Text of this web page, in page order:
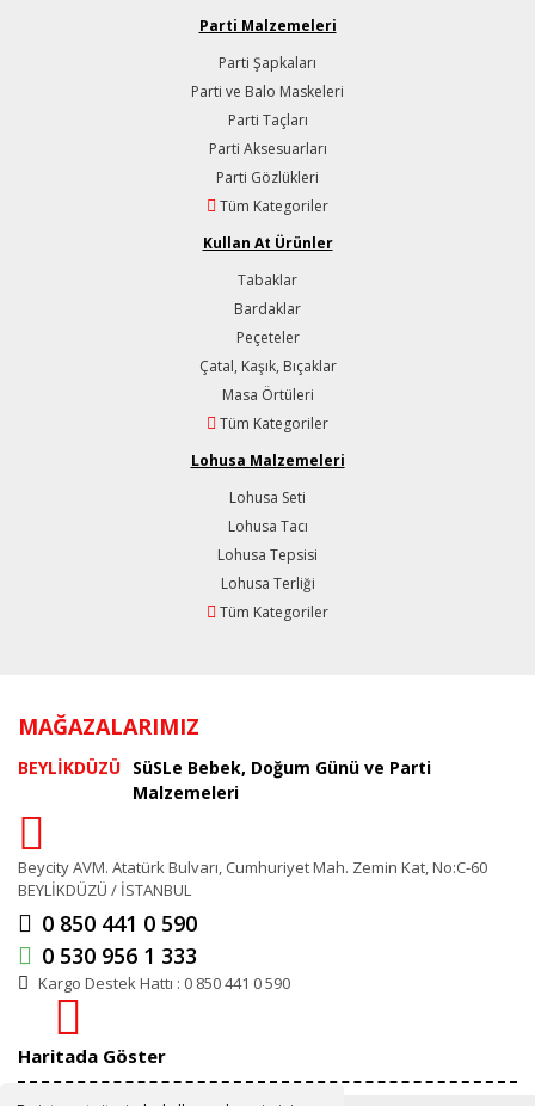
Parti Malzemeleri
Parti Şapkaları
Parti ve Balo Maskeleri
Parti Taçları
Parti Aksesuarları
Parti Gözlükleri
Tüm Kategoriler
Kullan At Ürünler
Tabaklar
Bardaklar
Peçeteler
Çatal, Kaşık, Bıçaklar
Masa Örtüleri
Tüm Kategoriler
Lohusa Malzemeleri
Lohusa Seti
Lohusa Tacı
Lohusa Tepsisi
Lohusa Terliği
Tüm Kategoriler
MAĞAZALARIMIZ
BEYLİKDÜZÜ SüSLe Bebek, Doğum Günü ve Parti
Malzemeleri
Beycity AVM. Atatürk Bulvarı, Cumhuriyet Mah. Zemin Kat, No:C-60
BEYLİKDÜZÜ / İSTANBUL
0 850 441 0 590
0 530 956 1 333
Kargo Destek Hattı : 0 850 441 0 590
Haritada Göster